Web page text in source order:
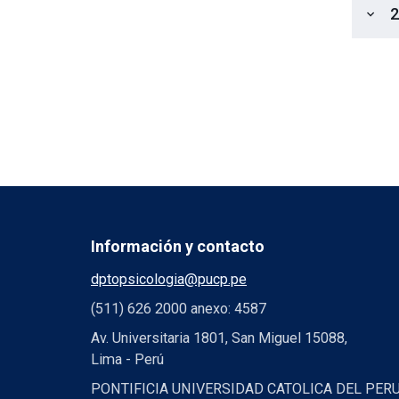
expand_more
Información y contacto
dptopsicologia@pucp.pe
(511) 626 2000 anexo: 4587
Av. Universitaria 1801, San Miguel 15088,
Lima - Perú
PONTIFICIA UNIVERSIDAD CATOLICA DEL